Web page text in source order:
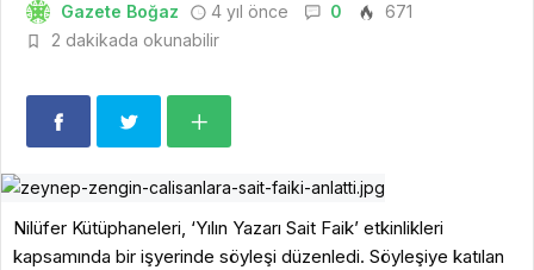
Gazete Boğaz 4 yıl önce 0
671
2 dakikada okunabilir
Nilüfer Kütüphaneleri, ‘Yılın Yazarı Sait Faik’ etkinlikleri
kapsamında bir işyerinde söyleşi düzenledi. Söyleşiye katılan